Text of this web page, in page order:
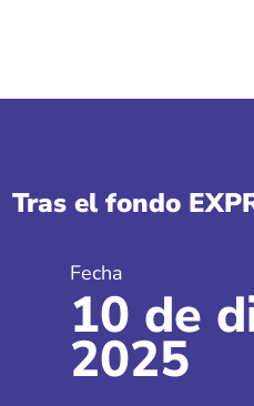
Tras el fondo
Fecha
10 de
2025